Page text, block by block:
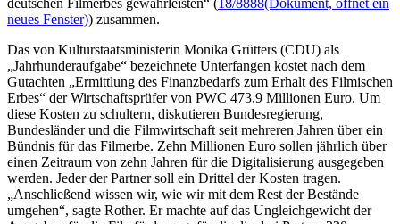
neues Fenster)) zusammen.
Das von Kulturstaatsministerin Monika Grütters (CDU) als
„Jahrhunderaufgabe“ bezeichnete Unterfangen kostet nach dem
Gutachten „Ermittlung des Finanzbedarfs zum Erhalt des Filmischen
Erbes“ der Wirtschaftsprüfer von PWC 473,9 Millionen Euro. Um
diese Kosten zu schultern, diskutieren Bundesregierung,
Bundesländer und die Filmwirtschaft seit mehreren Jahren über ein
Bündnis für das Filmerbe. Zehn Millionen Euro sollen jährlich über
einen Zeitraum von zehn Jahren für die Digitalisierung ausgegeben
werden. Jeder der Partner soll ein Drittel der Kosten tragen.
„Anschließend wissen wir, wie wir mit dem Rest der Bestände
umgehen“, sagte Rother. Er machte auf das Ungleichgewicht der